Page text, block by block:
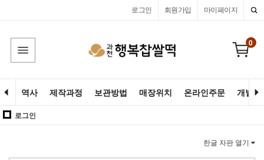
마이페이지
회원가입
로그인
0
역사 제작과정 보관방법 매장위치 온라인주문 개별
로그인
한글 자판 열기